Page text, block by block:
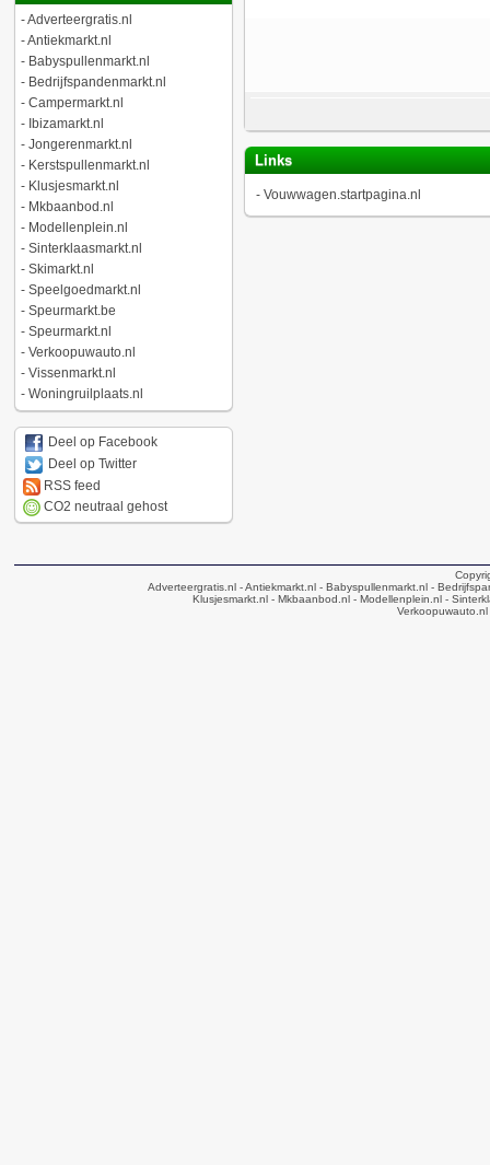
-Adverteergratis.nl
-Antiekmarkt.nl
- Babyspullenmarkt.nl
- Bedrijfspandenmarkt.nl
- Campermarkt.nl
- Ibizamarkt.nl
- Jongerenmarkt.nl
- Kerstspullenmarkt.nl
- Klusjesmarkt.nl
- Mkbaanbod.nl
- Modellenplein.nl
- Sinterklaasmarkt.nl
- Skimarkt.nl
- Speelgoedmarkt.nl
- Speurmarkt.be
- Speurmarkt.nl
- Verkoopuwauto.nl
- Vissenmarkt.nl
- Woningruilplaats.nl
Deel op Facebook
Deel op Twitter
RSS feed
CO2 neutraal gehost
Links
- Vouwwagen.startpagina.nl
Adverteergratis.nl - Antiekmarkt.nl - Babyspullenmarkt.nl -
Klusjesmarkt.nl- Mkbaanbod.nl- Modellenplein.nl-
Verkoopuwauto.nl